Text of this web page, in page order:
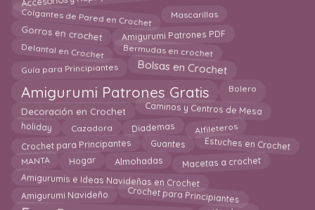
Colgantes de Pared en Crochet Mascarillas
Gorros en crochet Amigurumi Patrones PDF
Delantal en Crochet Bermudas en crochet
Guía para Principiantes Bolsas en Crochet
Amigurumi Patrones Gratis Bolero
Decoración en Crochet Caminos y Centros de Mesa
holiday Cazadora Diademas Alfileteros
Crochet para Principantes Guantes Estuches en Crochet
MANTA Hogar Almohadas Macetas a crochet
Amigurumis e Ideas Navideñas en Crochet
Amigurumi Navideño Crochet para Principiantes